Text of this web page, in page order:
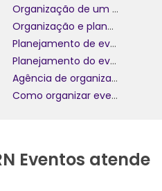
Organização de um congresso
Organização e planejamento de eventos
Planejamento de eventos corporativos
Planejamento do evento
Agência de organização de evento corporativo
Como organizar evento de lançamento de produto
Eventos atende